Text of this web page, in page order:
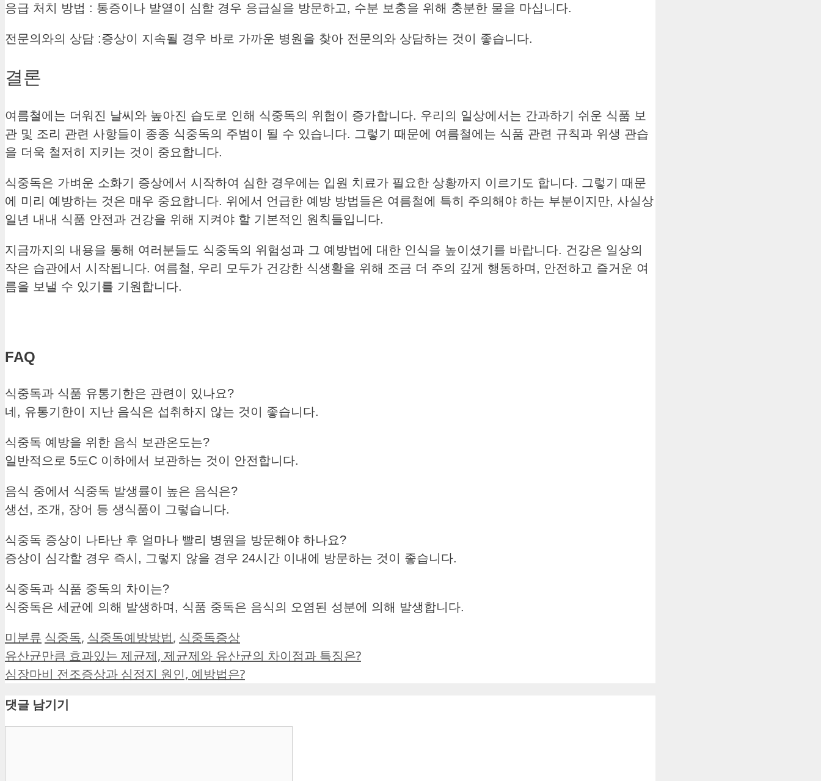
응급 처치 방법 : 통증이나 발열이 심할 경우 응급실을 방문하고, 수분 보충을 위해 충분한 물을 마십니다.
전문의와의 상담 :증상이 지속될 경우 바로 가까운 병원을 찾아 전문의와 상담하는 것이 좋습니다.
결론
여름철에는 더워진 날씨와 높아진 습도로 인해 식중독의 위험이 증가합니다. 우리의 일상에서는 간과하기 쉬운 식품 보
관 및 조리 관련 사항들이 종종 식중독의 주범이 될 수 있습니다. 그렇기 때문에 여름철에는 식품 관련 규칙과 위생 관습
을 더욱 철저히 지키는 것이 중요합니다.
식중독은 가벼운 소화기 증상에서 시작하여 심한 경우에는 입원 치료가 필요한 상황까지 이르기도 합니다. 그렇기 때문
에 미리 예방하는 것은 매우 중요합니다. 위에서 언급한 예방 방법들은 여름철에 특히 주의해야 하는 부분이지만, 사실상
일년 내내 식품 안전과 건강을 위해 지켜야 할 기본적인 원칙들입니다.
지금까지의 내용을 통해 여러분들도 식중독의 위험성과 그 예방법에 대한 인식을 높이셨기를 바랍니다. 건강은 일상의
작은 습관에서 시작됩니다. 여름철, 우리 모두가 건강한 식생활을 위해 조금 더 주의 깊게 행동하며, 안전하고 즐거운 여
름을 보낼 수 있기를 기원합니다.
FAQ
식중독과 식품 유통기한은 관련이 있나요?
네, 유통기한이 지난 음식은 섭취하지 않는 것이 좋습니다.
식중독 예방을 위한 음식 보관온도는?
일반적으로 5도C 이하에서 보관하는 것이 안전합니다.
음식 중에서 식중독 발생률이 높은 음식은?
생선, 조개, 장어 등 생식품이 그렇습니다.
식중독 증상이 나타난 후 얼마나 빨리 병원을 방문해야 하나요?
증상이 심각할 경우 즉시, 그렇지 않을 경우 24시간 이내에 방문하는 것이 좋습니다.
식중독과 식품 중독의 차이는?
식중독은 세균에 의해 발생하며, 식품 중독은 음식의 오염된 성분에 의해 발생합니다.
카
테
고
미분류 태
그
식중독, 식중독예방방법, 식중독증상
유산균만큼 효과있는 제균제, 제균제와 유산균의 차이점과 특징은?
심장마비 전조증상과 심정지 원인, 예방법은?
댓글 남기기